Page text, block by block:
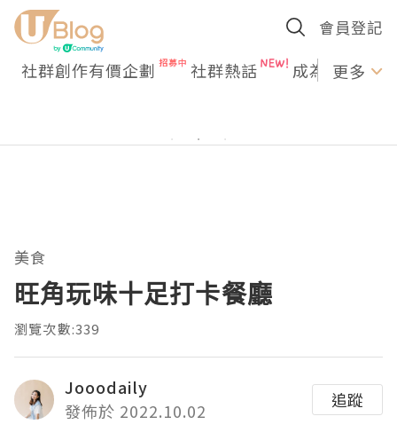
會員登記
社群創作有價企劃 社群熱話 成為U更多
美食
旺角玩味十足打卡餐廳
瀏覽次數:339
Jooodaily
發佈於 2022.10.02
追蹤